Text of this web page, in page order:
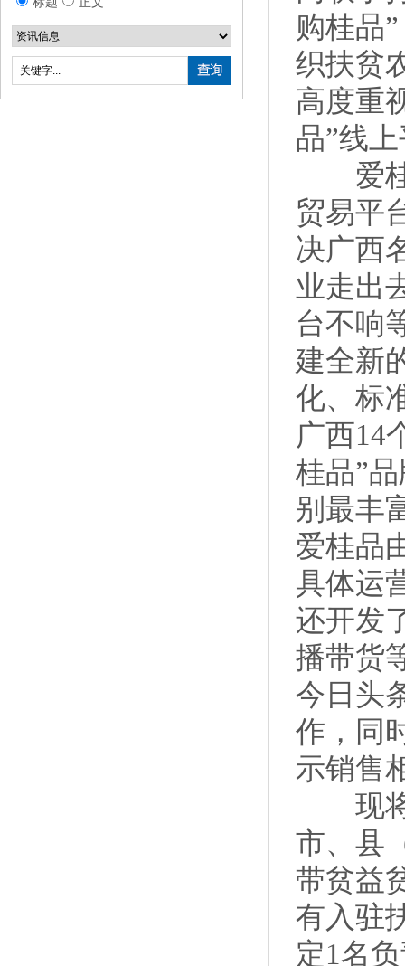
购桂品
织扶贫
高度重
品”线
爱桂
贸易平
决广西
业走出
台不响
建全新
化、标
广西14
桂品”
别最丰
爱桂品
具体运
还开发
播带货
今日头
作，同
示销售
现将
市、县
带贫益
有入驻
定1名